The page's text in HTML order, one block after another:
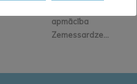
apmācība
Zemessardze...